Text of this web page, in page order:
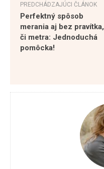
PREDCHÁDZAJÚCI ČLÁNOK
Perfektný spôsob
merania aj bez pravítka,
či metra: Jednoduchá
pomôcka!